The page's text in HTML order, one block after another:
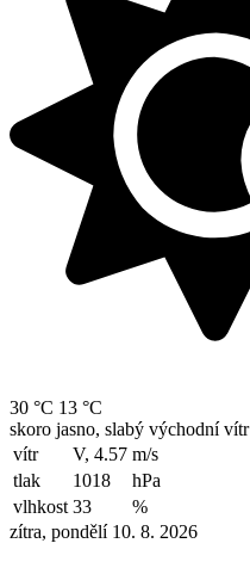
30 °C 13 °C
skoro jasno, slabý východní vítr
vítr
V, 4.57 m/s
tlak
1018
hPa
vlhkost 33
%
zítra, pondělí 10. 8. 2026